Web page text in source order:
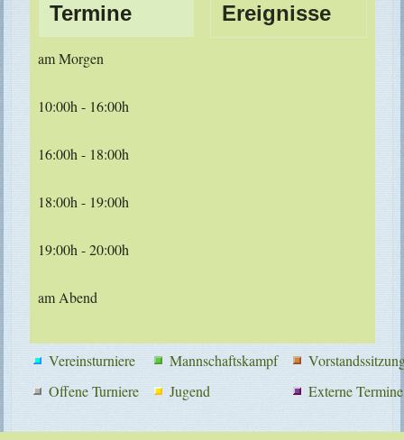
Termine
am Morgen
10:00h - 16:00h
16:00h - 18:00h
18:00h - 19:00h
19:00h - 20:00h
am Abend
Ereignisse
Vereinsturniere Mannschaftskampf
Offene Turniere
Jugend Externe Termine